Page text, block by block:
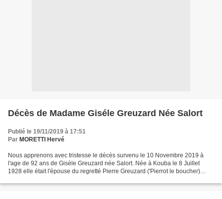
Décès de Madame Giséle Greuzard Née Salort
Publié le 19/11/2019 à 17:51
Par MORETTI Hervé
Nous apprenons avec tristesse le décès survenu le 10 Novembre 2019 à
l'age de 92 ans de Gisèle Greuzard née Salort. Née à Kouba le 8 Juillet
1928 elle était l'épouse du regretté Pierre Greuzard ('Pierrot le boucher)